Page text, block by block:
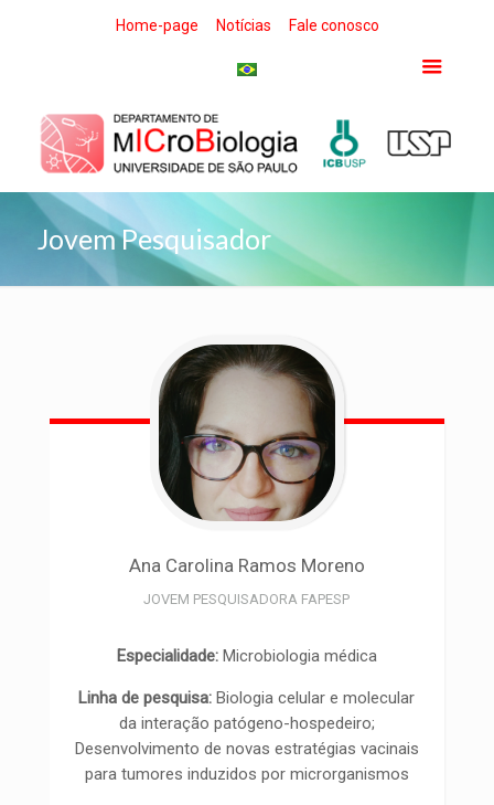
Home-page Notícias Fale conosco
Jovem Pesquisador
Ana Carolina Ramos Moreno
JOVEM PESQUISADORA FAPESP
Especialidade: Microbiologia médica
Linha de pesquisa:Biologia celular e molecular
da interação patógeno-hospedeiro;
Desenvolvimento de novas estratégias vacinais
para tumores induzidos por microrganismos